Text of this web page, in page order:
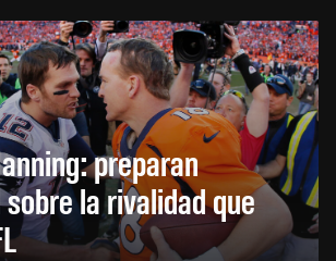
preparan
la rivalidad que